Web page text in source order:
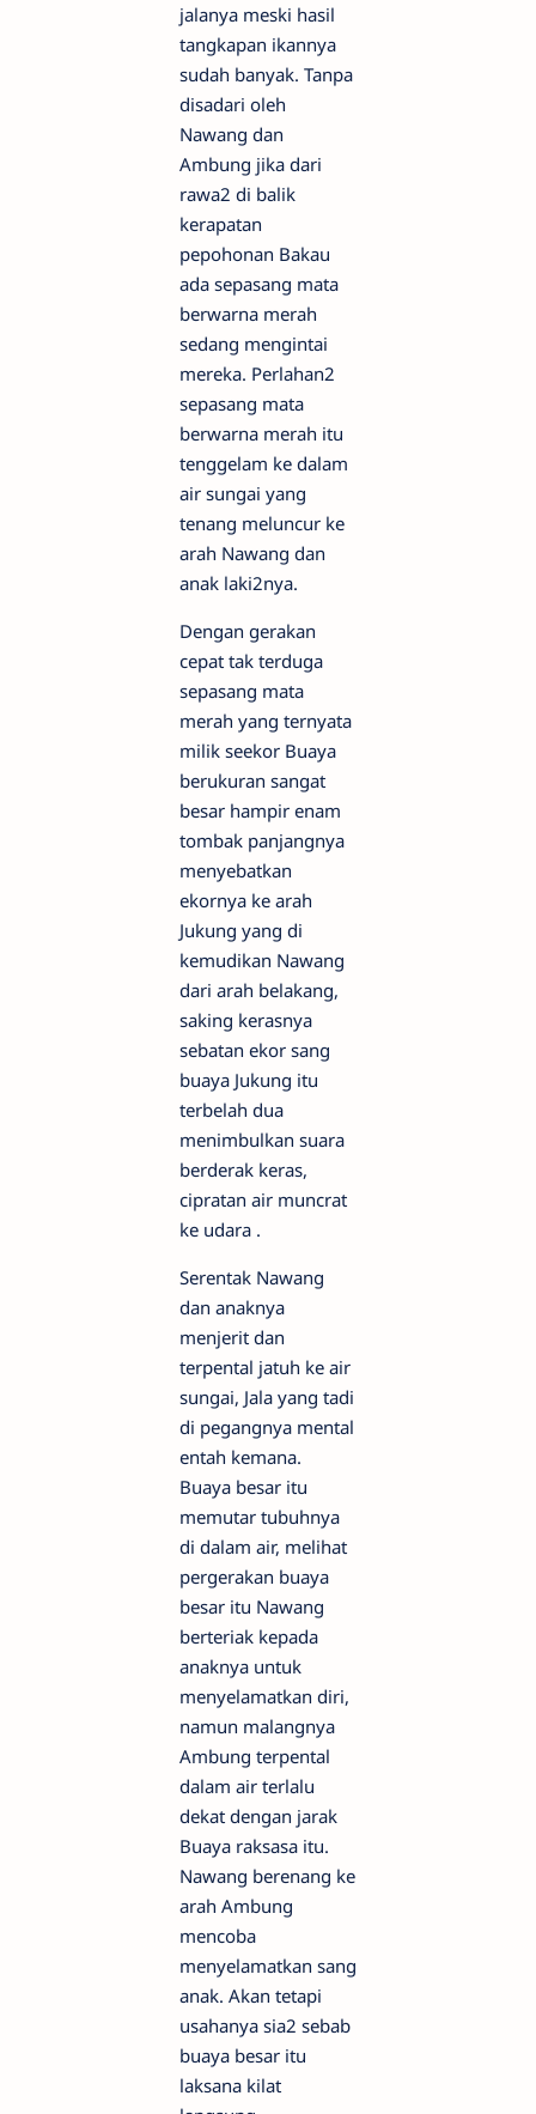
jalanya meski hasil
tangkapan ikannya
sudah banyak. Tanpa
disadari oleh
Nawang dan
Ambung jika dari
rawa2 di balik
kerapatan
pepohonan Bakau
ada sepasang mata
berwarna merah
sedang mengintai
mereka. Perlahan2
sepasang mata
berwarna merah itu
tenggelam ke dalam
air sungai yang
tenang meluncur ke
arah Nawang dan
anak laki2nya.
Dengan gerakan
cepat tak terduga
sepasang mata
merah yang ternyata
milik seekor Buaya
berukuran sangat
besar hampir enam
tombak panjangnya
menyebatkan
ekornya ke arah
Jukung yang di
kemudikan Nawang
dari arah belakang,
saking kerasnya
sebatan ekor sang
buaya Jukung itu
terbelah dua
menimbulkan suara
berderak keras,
cipratan air muncrat
ke udara .
Serentak Nawang
dan anaknya
menjerit dan
terpental jatuh ke air
sungai, Jala yang tadi
di pegangnya mental
entah kemana.
Buaya besar itu
memutar tubuhnya
di dalam air, melihat
pergerakan buaya
besar itu Nawang
berteriak kepada
anaknya untuk
menyelamatkan diri,
namun malangnya
Ambung terpental
dalam air terlalu
dekat dengan jarak
Buaya raksasa itu.
Nawang berenang ke
arah Ambung
mencoba
menyelamatkan sang
anak. Akan tetapi
usahanya sia2 sebab
buaya besar itu
laksana kilat